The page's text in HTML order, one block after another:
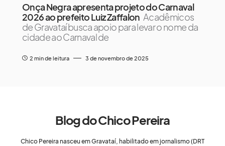
Onça Negra apresenta projeto do Carnaval
2026 ao prefeito Luiz Zaffalon Acadêmicos
de Gravataí busca apoio para levar o nome da
cidade ao Carnaval de
2 min de leitura 3 de novembro de 2025
Blog do Chico Pereira
Chico Pereira nasceu em Gravataí, habilitado em jornalismo (DRT